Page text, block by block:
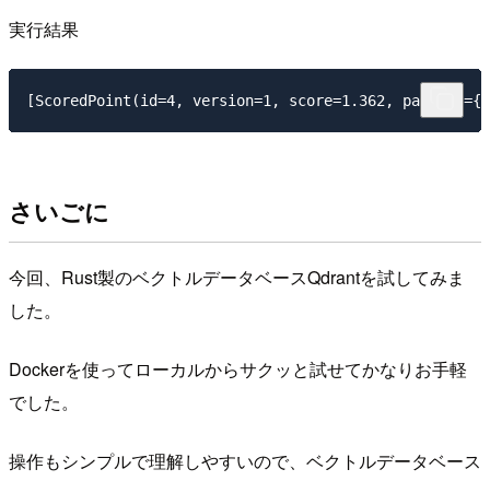
実行結果
さいごに
今回、Rust製のベクトルデータベースQdrantを試してみま
した。
Dockerを使ってローカルからサクッと試せてかなりお手軽
でした。
操作もシンプルで理解しやすいので、ベクトルデータベース